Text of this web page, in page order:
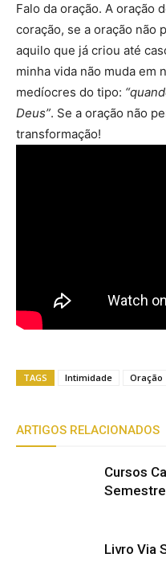
Falo da oração. A oração
coração, se a oração não
aquilo que já criou até
minha vida não muda em
medíocres do tipo:
Deus”. Se a oração não
transformação!
TAGS Intimidade Oração
ARTIGOS RELACIONADOS
Cursos
Livro Via